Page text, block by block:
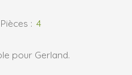
Pièces : 4
pour Gerland.